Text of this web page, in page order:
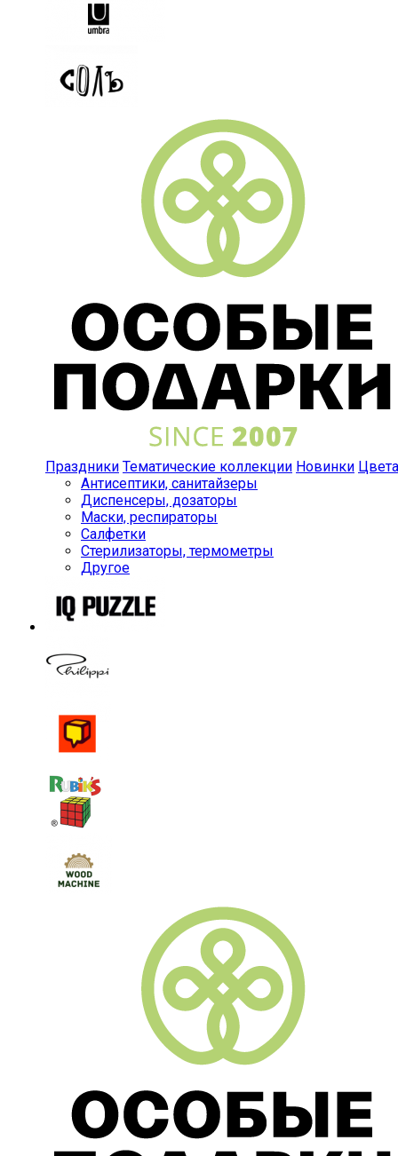
Праздники Тематические коллекции Новинки Цвета
Антисептики, санитайзеры
Диспенсеры, дозаторы
Маски, респираторы
Салфетки
Стерилизаторы, термометры
Другое